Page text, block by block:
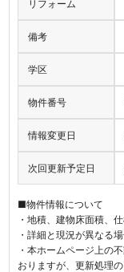
リフォーム
備考
学区
物件番号
情報変更日
次回更新予定日
■物件情報について
・地積、建物床面積、
・詳細と現況が異なる
・本ホームページ上の
おりますが、更新処理